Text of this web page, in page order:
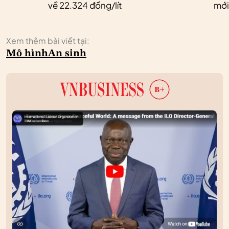
về 22.324 đồng/lít
Xem thêm bài viết tại:
Mô hìnhAn sinh